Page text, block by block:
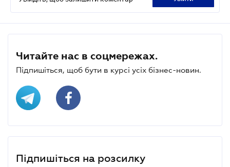
Читайте нас в соцмережах.
Підпишіться, щоб бути в курсі усіх бізнес-новин.
Підпишіться на розсилку